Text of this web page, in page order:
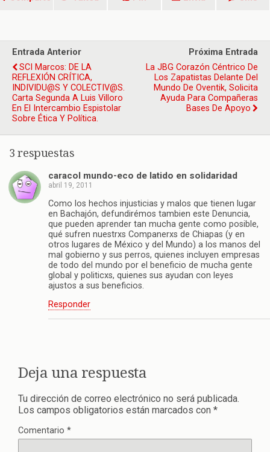
Entrada Anterior
SCI Marcos: DE LA
REFLEXIÓN CRÍTICA,
INDIVIDU@S Y COLECTIV@S.
Carta Segunda A Luis Villoro
En El Intercambio Espistolar
Sobre Ética Y Política.
Próxima Entrada
La JBG Corazón Céntrico De
Los Zapatistas Delante Del
Mundo De Oventik, Solicita
Ayuda Para Compañeras
Bases De Apoyo
3 respuestas
caracol mundo-eco de latido en solidaridad
abril 19, 2011
Como los hechos injusticias y malos que tienen lugar
en Bachajón, defundirémos tambien este Denuncia,
que pueden aprender tan mucha gente como posible,
qué sufren nuestrxs Companerxs de Chiapas (y en
otros lugares de México y del Mundo) a los manos del
mal gobierno y sus perros, quienes incluyen empresas
de todo del mundo por el beneficio de mucha gente
global y politicxs, quienes sus ayudan con leyes
ajustos a sus beneficios.
Responder
Deja una respuesta
Tu dirección de correo electrónico no será publicada.
Los campos obligatorios están marcados con *
Comentario *